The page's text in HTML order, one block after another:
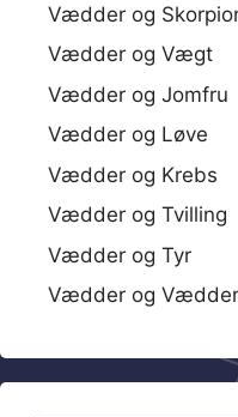
Vædder og
Vædder og Vægt
Vædder og Jomfru
Vædder og Løve
Vædder og Krebs
Vædder og Tvilling
Vædder og Tyr
Vædder og Vædder